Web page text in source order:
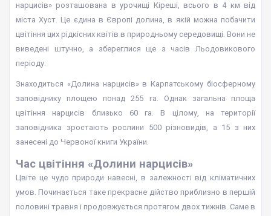
нарцисів» розташована в урочищі Кіреші, всього в 4 км від
міста Хуст. Це єдина в Європі долина, в якій можна побачити
цвітіння цих рідкісних квітів в природньому середовищі. Вони не
виведені штучно, а збереглися ще з часів Льодовикового
періоду.
Знаходиться «Долина нарцисів» в Карпатському біосферному
заповіднику площею понад 255 га. Однак загальна площа
цвітіння нарцисів близько 60 га. В цілому, на території
заповідника зростають рослини 500 різновидів, а 15 з них
занесені до Червоної книги України.
Час цвітіння «Долини нарцисів»
Цвіте це чудо природи навесні, в залежності від кліматичних
умов. Починається таке прекрасне дійство приблизно в першій
половині травня і продовжується протягом двох тижнів. Саме в